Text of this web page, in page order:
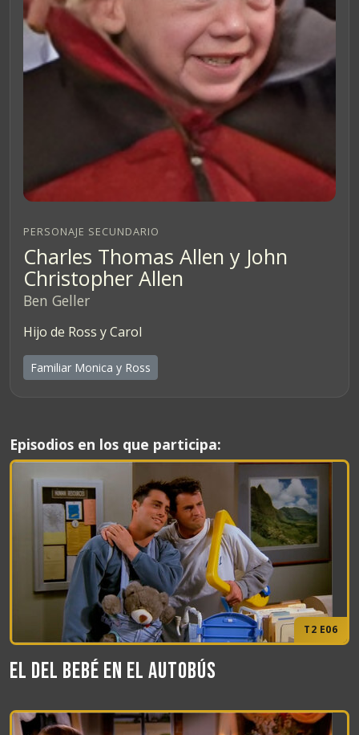
PERSONAJE SECUNDARIO
Charles Thomas Allen y John
Christopher Allen
Ben Geller
Hijo de Ross y Carol
Familiar Monica y Ross
Episodios en los que participa:
T2 E06
El del bebé en el autobús